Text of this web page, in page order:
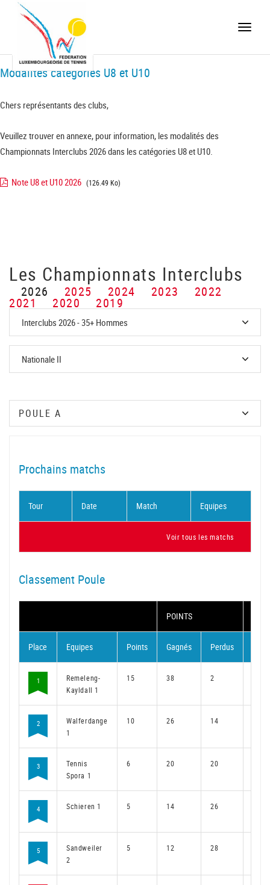
Toggle
Modalités catégories U8 et U10
Chers représentants des clubs,
Veuillez trouver en annexe, pour information, les modalités des
Championnats Interclubs 2026 dans les catégories U8 et U10.
Note U8 et U10 2026 (126.49 Ko)
Les Championnats Interclubs
2026 2025 2024 2023 2022
2021 2020 2019
Prochains matchs
Tour Date Match Equipes
Voir tous les matchs
Classement Poule
POINTS
Place Equipes Points Gagnés Perdus
1
Remeleng-
Kayldall 1
15 38 2
2
Walferdange
1
10 26 14
3
Tennis
Spora 1
6 20 20
4 Schieren 1 5 14 26
5
Sandweiler
2
5 12 28